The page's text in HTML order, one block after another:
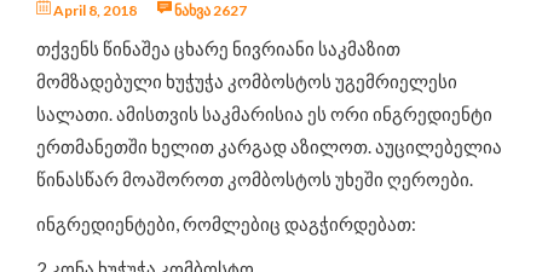
ამბები ფიტნეს სამყაროდან
მეცნიერული ექსპერიმენტები
ინტერვიუ
ცნობილი ადამიანები გვირჩევენ
ჯანსაღი კერძების რეცეპტები
ღონისძიებები და სიახლეები
April 8, 2018 ნახვა 2627
თქვენს წინაშეა ცხარე ნივრიანი საკმაზით
მომზადებული ხუჭუჭა კომბოსტოს უგემრიელესი
სალათი. ამისთვის საკმარისია ეს ორი ინგრედიენტი
ერთმანეთში ხელით კარგად აზილოთ. აუცილებელია
წინასწარ მოაშოროთ კომბოსტოს უხეში ღეროები.
ინგრედიენტები, რომლებიც დაგჭირდებათ: